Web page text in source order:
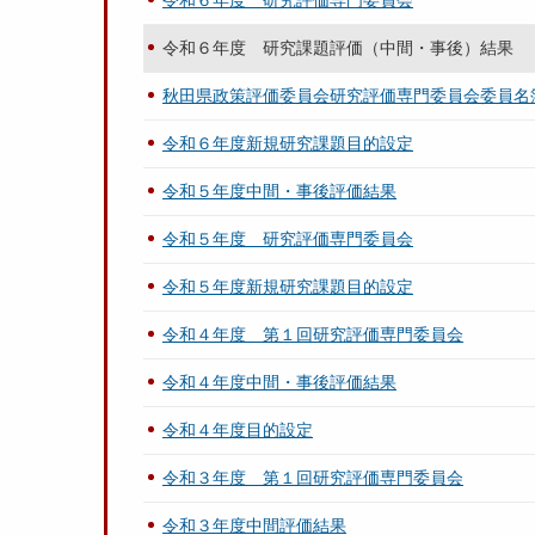
令和６年度 研究課題評価（中間・事後）結果
秋田県政策評価委員会研究評価専門委員会委員名
令和６年度新規研究課題目的設定
令和５年度中間・事後評価結果
令和５年度 研究評価専門委員会
令和５年度新規研究課題目的設定
令和４年度 第１回研究評価専門委員会
令和４年度中間・事後評価結果
令和４年度目的設定
令和３年度 第１回研究評価専門委員会
令和３年度中間評価結果